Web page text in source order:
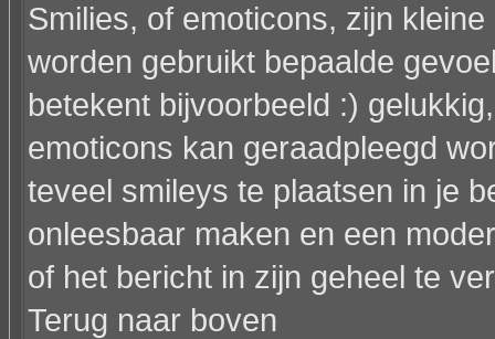
Smilies, of emoticons, zijn
worden gebruikt bepaalde
betekent bijvoorbeeld :)
emoticons kan geraadpleegd
teveel smileys te plaatsen in je
onleesbaar maken en een
of het bericht in zijn geheel te
Terug naar boven